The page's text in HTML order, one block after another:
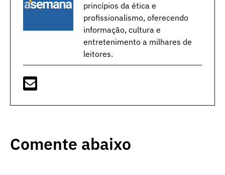
princípios da ética e
profissionalismo, oferecendo
informação, cultura e
entretenimento a milhares de
leitores.
Comente abaixo